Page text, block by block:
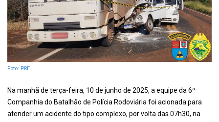
Foto: PRE
Na manhã de terça-feira, 10 de junho de 2025, a equipe da 6ª
Companhia do Batalhão de Polícia Rodoviária foi acionada para
atender um acidente do tipo complexo, por volta das 07h30, na